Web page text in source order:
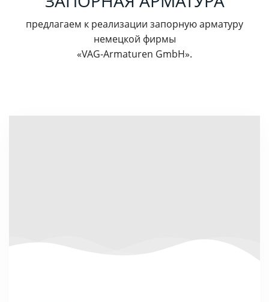
предлагаем к реализации запорную арматуру
немецкой фирмы
«VAG-Armaturen GmbH».